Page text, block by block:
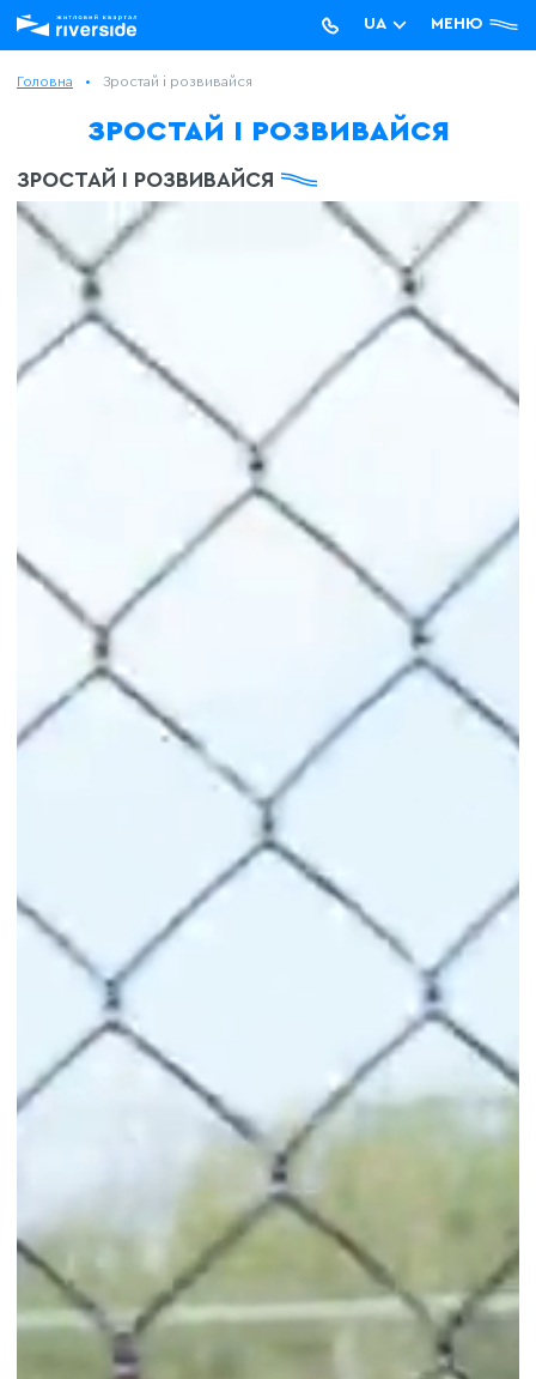
МЕНЮ
UA
RU
Головна Зростай і розвивайся
ЗРОСТАЙ І РОЗВИВАЙСЯ
ЗРОСТАЙ І РОЗВИВАЙСЯ